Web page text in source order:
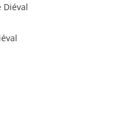
Diéval